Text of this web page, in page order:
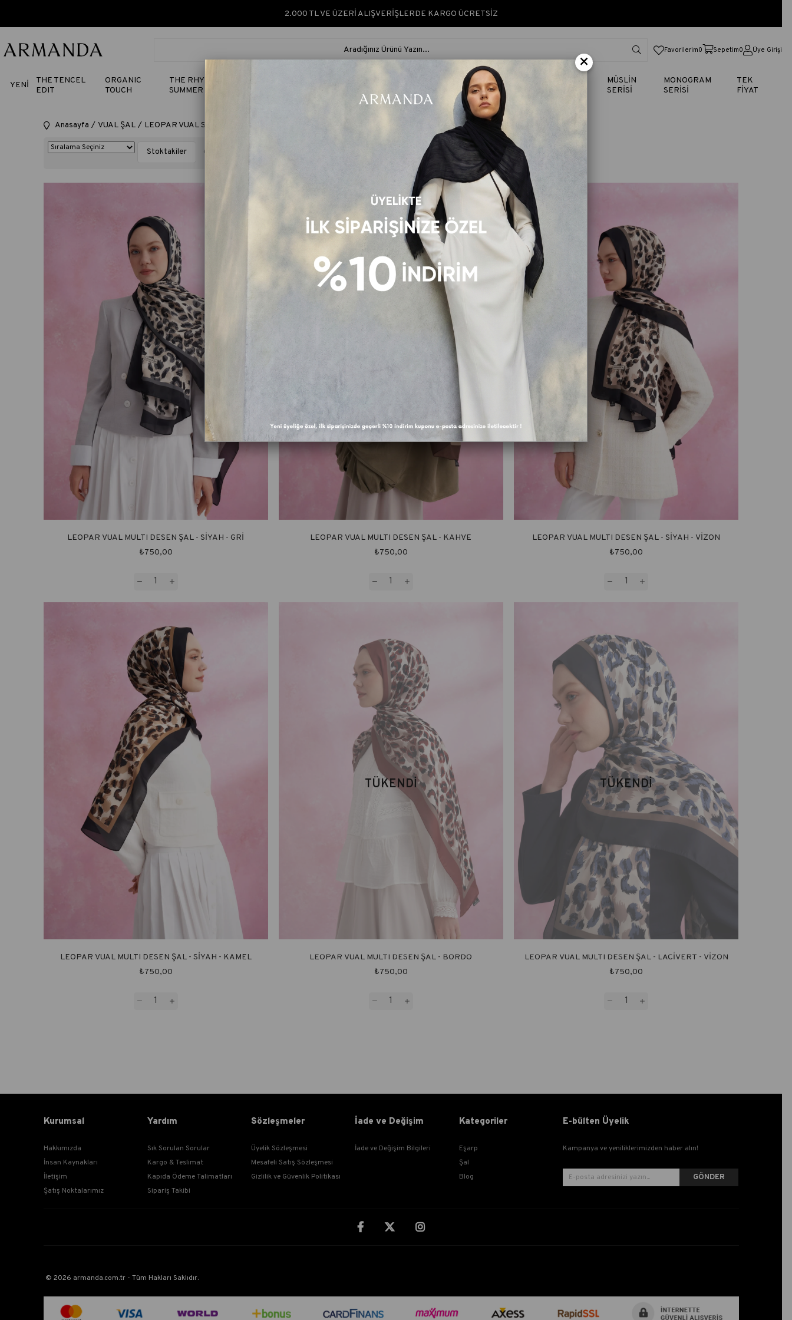
2.000 TL VE ÜZERİ ALIŞVERİŞLERDE KARGO ÜCRETSİZ
Favorilerim0 Sepetim0 Üye Girişi
YENİ
THE TENCEL
EDIT
ORGANIC
TOUCH
THE RHYTHM OF
SUMMER
İPEK ŞAL &
EŞARP
MÜSLİN
SERİSİ
MONOGRAM
SERİSİ
TEK
FİYAT
Anasayfa VUAL ŞAL LEOPAR VUAL SERİSİ
Stoktakiler 6 Ürün
LEOPAR VUAL MULTI DESEN ŞAL - SİYAH - GRİ
₺750,00
LEOPAR VUAL MULTI DESEN ŞAL - KAHVE
₺750,00
LEOPAR VUAL MULTI DESEN ŞAL - SİYAH - VİZON
₺750,00
LEOPAR VUAL MULTI DESEN ŞAL - SİYAH - KAMEL
₺750,00
TÜKENDI
LEOPAR VUAL MULTI DESEN ŞAL - BORDO
₺750,00
TÜKENDI
LEOPAR VUAL MULTI DESEN ŞAL - LACİVERT - VİZON
₺750,00
Kurumsal
Hakkımızda
İnsan Kaynakları
İletişim
Şatış Noktalarımız
Yardım
Sık Sorulan Sorular
Kargo & Teslimat
Kapıda Ödeme Talimatları
Sipariş Takibi
Sözleşmeler
Üyelik Sözleşmesi
Mesafeli Satış Sözleşmesi
Gizlilik ve Güvenlik Politikası
İade ve Değişim
İade ve Değişim Bilgileri
Kategoriler
Eşarp
Şal
Blog
E-bülten Üyelik
Kampanya ve yeniliklerimizden haber alın!
GÖNDER
© 2026 armanda.com.tr - Tüm Hakları Saklıdır.
×